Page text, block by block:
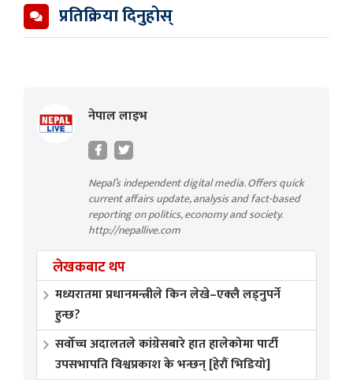
प्रतिक्रिया दिनुहोस्
नेपाल लाइभ
Nepal’s independent digital media. Offers quick
current affairs update, analysis and fact-based
reporting on politics, economy and society.
http://nepallive.com
लेखकबाट थप
मध्यरातमा प्रधानमन्त्रीले किन लेखे–एक्लै लड्नुपर्ने
हुन्छ?
सर्वोच्च अदालतले कांग्रेसबारे हात हालेकोमा पार्टी
उपसभापति विश्वप्रकाश के भन्छन् [हेरौं भिडियो]